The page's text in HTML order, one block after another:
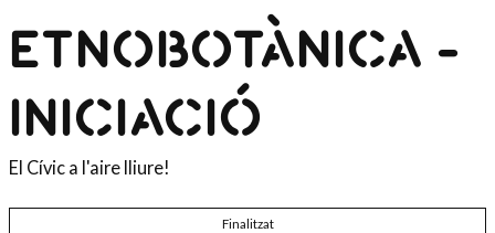
ETNOBOTÀNICA -
INICIACIÓ
El Cívic a l'aire lliure!
Finalitzat